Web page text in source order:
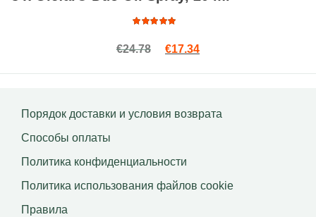
5.00
из
€24.78 Первоначальная цена
€17.34Текущая цена:
Порядок доставки и условия возврата
Способы оплаты
Политика конфиденциальности
Политика использования файлов сookie
Правила